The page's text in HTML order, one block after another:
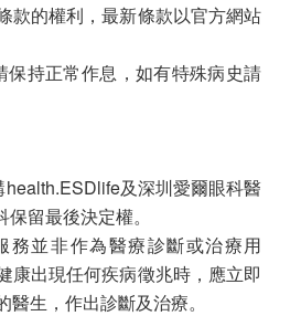
款的權利，最新條款以官方網站
保持正常作息，如有特殊病史請
及深圳愛爾眼科醫
留最後決定權。
務並非作為醫療診斷或治療用
康出現任何疾病徵兆時，應立即
生，作出診斷及治療。